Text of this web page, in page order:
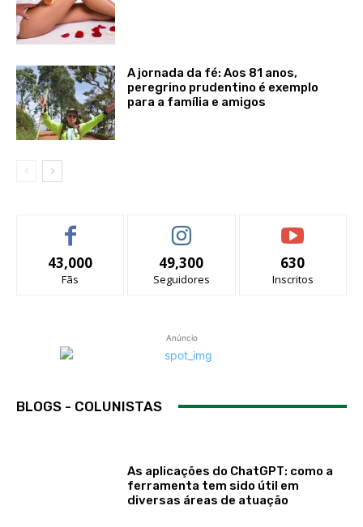
A jornada da fé: Aos 81 anos,
peregrino prudentino é exemplo
para a família e amigos
43,000
Fãs
49,300
Seguidores
630
Inscritos
Anúncio
BLOGS - COLUNISTAS
As aplicações do ChatGPT: como a
ferramenta tem sido útil em
diversas áreas de atuação